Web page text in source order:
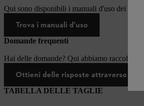
Qui sono disponibili i manuali d'uso dei
Trova i manuali d'uso
Domande frequenti
Hai delle domande? Qui abbiamo raccolto le
Ottieni delle risposte attraverso le
TABELLA DELLE TAGLIE